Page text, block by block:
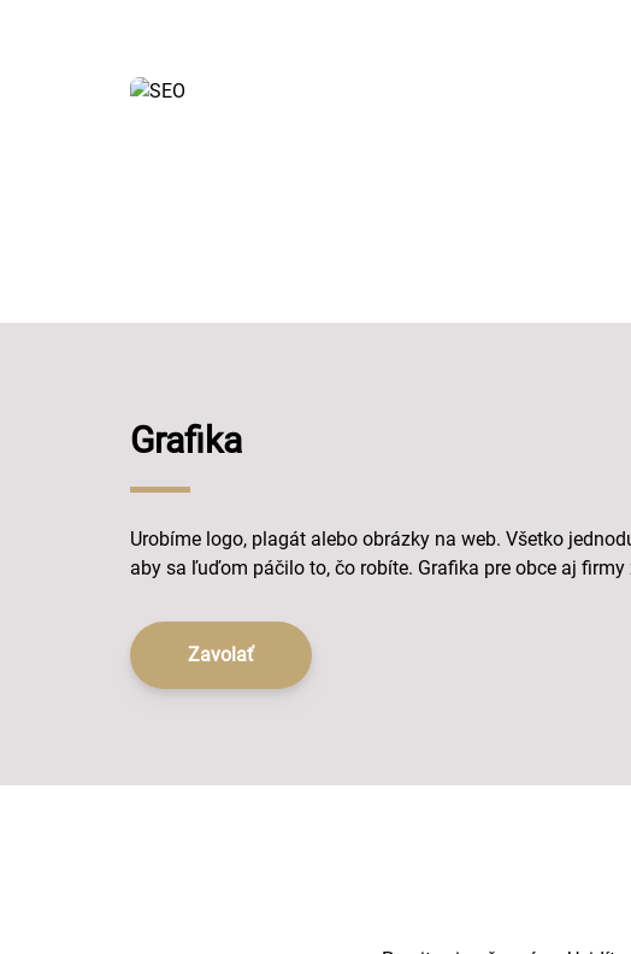
Grafika
Urobíme logo, plagát alebo obrázky na web. Všetko
aby sa ľuďom páčilo to, čo robíte. Grafika pre obce aj firmy
Zavolať